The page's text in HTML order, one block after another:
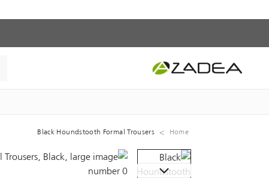
Home
Black Houndstooth Formal Trousers